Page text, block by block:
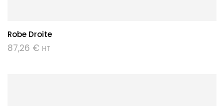
Robe Droite
87,26 € HT